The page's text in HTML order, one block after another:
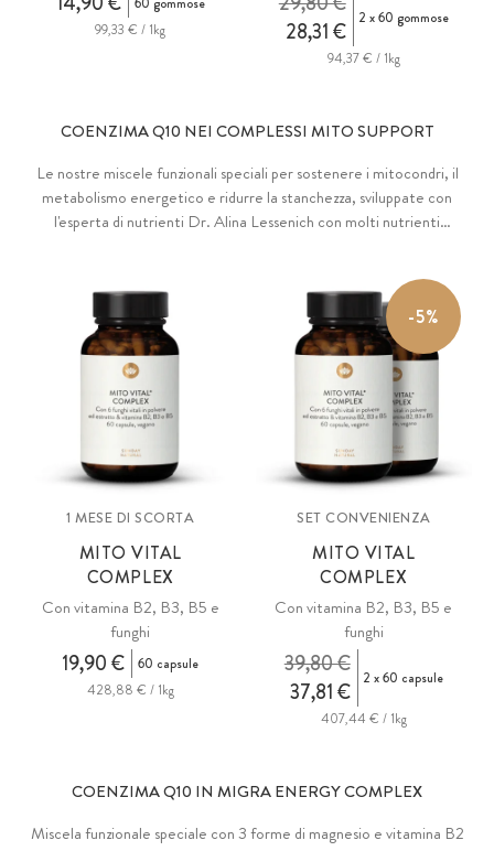
99,33 € / 1kg
28,31 € 2 x 60 gommose
94,37 € / 1kg
COENZIMA Q10 NEI COMPLESSI MITO SUPPORT
Le nostre miscele funzionali speciali per sostenere i mitocondri, il
metabolismo energetico e ridurre la stanchezza, sviluppate con
l'esperta di nutrienti Dr. Alina Lessenich con molti nutrienti
1 MESE DI SCORTA
MITO VITAL
COMPLEX
Con vitamina B2, B3, B5 e
funghi
19,90 €
60 capsule
428,88 € / 1kg
-5%
SET CONVENIENZA
MITO VITAL
COMPLEX
Con vitamina B2, B3, B5 e
funghi
37,81 €
39,80 € 2 x 60 capsule
407,44 € / 1kg
COENZIMA Q10 IN MIGRA ENERGY COMPLEX
Miscela funzionale speciale con 3 forme di magnesio e vitamina B2